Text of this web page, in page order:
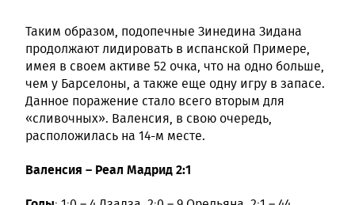
Таким образом, подопечные Зинедина Зидана
продолжают лидировать в испанской Примере,
имея в своем активе 52 очка, что на одно больше,
чем у Барселоны, а также еще одну игру в запасе.
Данное поражение стало всего вторым для
«сливочных». Валенсия, в свою очередь,
расположилась на 14-м месте.
Валенсия – Реал Мадрид 2:1